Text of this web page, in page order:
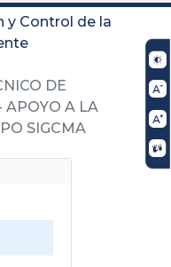
y Control de la
DE
A LA
SIGCMA